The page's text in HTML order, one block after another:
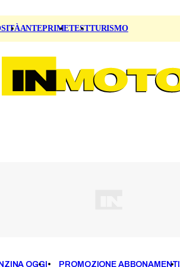
ANTEPRIMETESTTURISMO
OGGI PROMOZIONE ABBONAMENTI